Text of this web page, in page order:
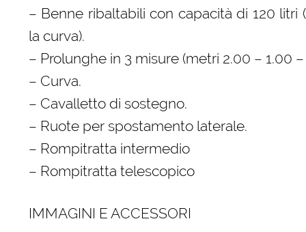
– Benne ribaltabili con capacità di 120
la curva).
– Prolunghe in 3 misure (metri 2.00 – 1.00
– Curva.
– Cavalletto di sostegno.
– Ruote per spostamento laterale.
– Rompitratta intermedio
– Rompitratta telescopico
IMMAGINI E ACCESSORI